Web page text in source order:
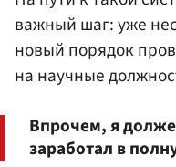
важный шаг: уже
новый порядок
на научные
Впрочем, я
заработал в